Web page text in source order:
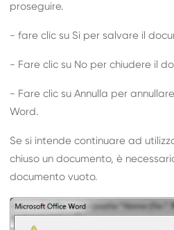
proseguire.
- fare clic su Si per salvare il
- Fare clic su No per chiudere il
- Fare clic su Annulla per
Word.
Se si intende continuare ad
chiuso un documento, è
documento vuoto.